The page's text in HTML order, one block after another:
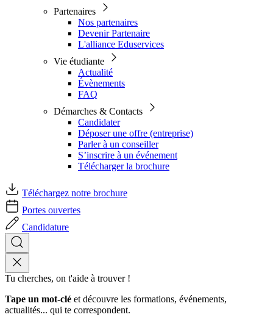
Partenaires
Nos partenaires
Devenir Partenaire
L'alliance Eduservices
Vie étudiante
Actualité
Évènements
FAQ
Démarches & Contacts
Candidater
Déposer une offre (entreprise)
Parler à un conseiller
S’inscrire à un événement
Télécharger la brochure
Téléchargez notre brochure
Portes ouvertes
Candidature
Tu cherches, on t'aide à trouver !
Tape un mot-clé et découvre les formations, événements,
actualités... qui te correspondent.